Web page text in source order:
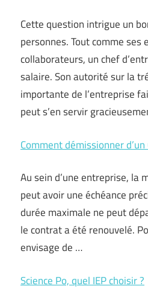
Cette question intrigue un
personnes. Tout comme ses
collaborateurs, un chef
salaire. Son autorité sur la
importante de l’entreprise
peut s’en servir
Comment démissionner
Au sein d’une entreprise, la
peut avoir une échéance
durée maximale ne peut
le contrat a été renouvelé.
envisage de …
Science Po, quel IEP choisir ?